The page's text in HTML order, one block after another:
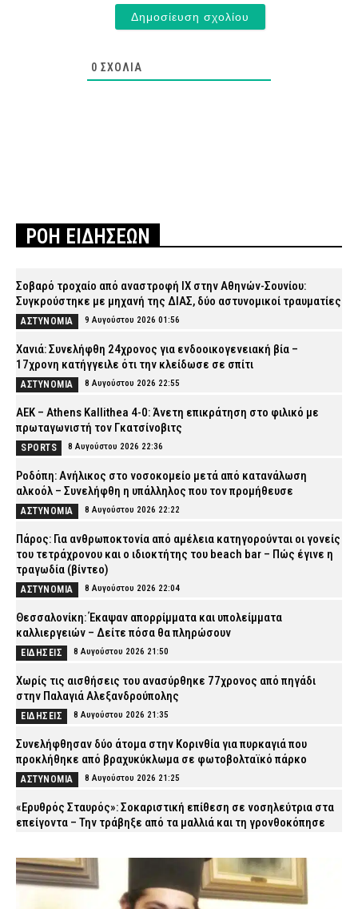
0 ΣΧΌΛΙΑ
ΡΟΗ ΕΙΔΗΣΕΩΝ
Σοβαρό τροχαίο από αναστροφή ΙΧ στην Αθηνών-Σουνίου:
Συγκρούστηκε με μηχανή της ΔΙΑΣ, δύο αστυνομικοί τραυματίες
ΑΣΤΥΝΟΜΙΑ 9 Αυγούστου 2026 01:56
Χανιά: Συνελήφθη 24χρονος για ενδοοικογενειακή βία –
17χρονη κατήγγειλε ότι την κλείδωσε σε σπίτι
ΑΣΤΥΝΟΜΙΑ 8 Αυγούστου 2026 22:55
ΑΕΚ – Athens Kallithea 4-0: Άνετη επικράτηση στο φιλικό με
πρωταγωνιστή τον Γκατσίνοβιτς
SPORTS 8 Αυγούστου 2026 22:36
Ροδόπη: Ανήλικος στο νοσοκομείο μετά από κατανάλωση
αλκοόλ – Συνελήφθη η υπάλληλος που τον προμήθευσε
ΑΣΤΥΝΟΜΙΑ 8 Αυγούστου 2026 22:22
Πάρος: Για ανθρωποκτονία από αμέλεια κατηγορούνται οι γονείς
του τετράχρονου και ο ιδιοκτήτης του beach bar – Πώς έγινε η
τραγωδία (βίντεο)
ΑΣΤΥΝΟΜΙΑ 8 Αυγούστου 2026 22:04
Θεσσαλονίκη: Έκαψαν απορρίμματα και υπολείμματα
καλλιεργειών – Δείτε πόσα θα πληρώσουν
ΕΙΔΗΣΕΙΣ 8 Αυγούστου 2026 21:50
Χωρίς τις αισθήσεις του ανασύρθηκε 77χρονος από πηγάδι
στην Παλαγιά Αλεξανδρούπολης
ΕΙΔΗΣΕΙΣ 8 Αυγούστου 2026 21:35
Συνελήφθησαν δύο άτομα στην Κορινθία για πυρκαγιά που
προκλήθηκε από βραχυκύκλωμα σε φωτοβολταϊκό πάρκο
ΑΣΤΥΝΟΜΙΑ 8 Αυγούστου 2026 21:25
«Ερυθρός Σταυρός»: Σοκαριστική επίθεση σε νοσηλεύτρια στα
επείγοντα – Την τράβηξε από τα μαλλιά και τη γρονθοκόπησε
Προήχθη σε Αστυνόμο Α΄ ο π. Αλέξιος Κουρτέσης,
Προϊστάμενος της Θρησκευτικής Υπηρεσίας της ΕΛ.ΑΣ.
8 Αυγούστου 2026 20:55